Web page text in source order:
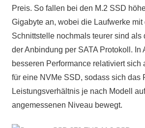
Preis. So fallen bei den M.2 SSD
Gigabyte an, wobei die Laufwerke mit
Schnittstelle nochmals teurer sind als
der Anbindung per SATA Protokoll. In
besseren Performance relativiert sich
für eine NVMe SSD, sodass sich das
Leistungsverhältnis je nach Modell
angemessenen Niveau bewegt.